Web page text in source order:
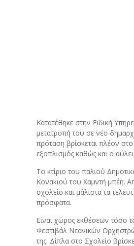
Κατατέθηκε στην Ειδική
μετατροπή του σε νέο
πρόταση βρίσκεται πλέον
εξοπλισμός καθώς και ο
Το κτίριο του παλιού
Κονακιού του Χαμντή μπέη.
σχολείο και μάλιστα τα
πρόσφατα.
Είναι χώρος εκθέσεων τόσο
Φεστιβάλ Νεανικών
της. Δίπλα στο Σχολείο